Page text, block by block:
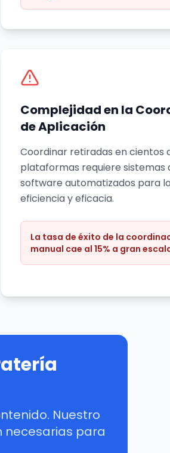
Complejidad en la
de Aplicación
Coordinar retiradas en cientos
plataformas requiere sistemas
software automatizados para
eficiencia y eficacia.
La tasa de éxito de la
manual cae al 15% a gran
Nuestro
necesarias para